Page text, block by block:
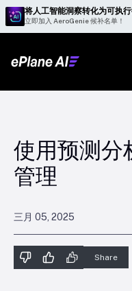
将人工智能洞察转化为可执
立即加入 AeroGenie 候补名单！
使用预测分
管理
三月 05, 2025
Share